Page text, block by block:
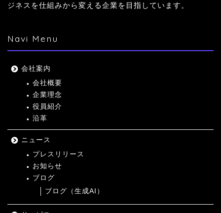
ジネスを仕組みから変える企業を目指しています。
Navi Menu
会社案内
会社概要
企業理念
役員紹介
沿革
ニュース
プレスリリース
お知らせ
ブログ
ブログ（生成AI）